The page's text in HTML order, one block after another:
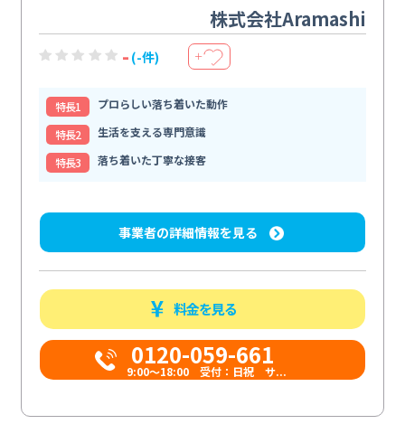
株式会社Aramashi
- (-件) ＋
特⻑1
プロらしい落ち着いた動作
特⻑2
生活を支える専門意識
特⻑3
落ち着いた丁寧な接客
事業者の詳細情報を見る
料金を見る
0120-059-661
9:00〜18:00 受付：日祝 サ...